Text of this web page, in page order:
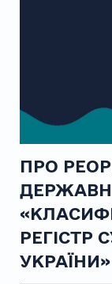
ПРО
РЕГІСТР
УКРАЇНИ»